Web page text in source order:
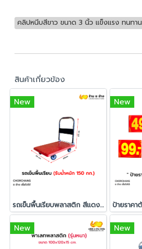
คลิปหนีบสีขาว ขนาด 3 นิ้ว แข็งแรง ทนทาน
สินค้าเกี่ยวข้อง
New
รถเข็นพื้นเรียบพลาสติก สีแดง ขนาด 56 X 80 X 85 cm.
New
New New